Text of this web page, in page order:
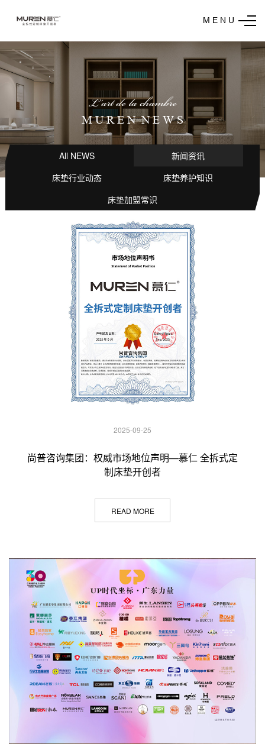
M E N U
L’art de la chambre
M U R E N N E W S
All NEWS
新闻资讯
床垫行业动态
床垫养护知识
床垫加盟常识
2025-09-25
尚普咨询集团：权威市场地位声明—慕仁 全拆式定
制床垫开创者
READ MORE